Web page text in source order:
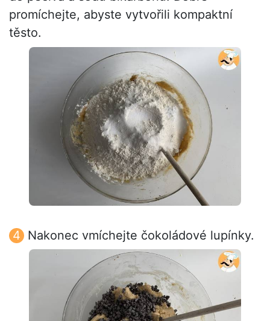
promíchejte, abyste vytvořili kompaktní
těsto.
Nakonec vmíchejte čokoládové lupínky.